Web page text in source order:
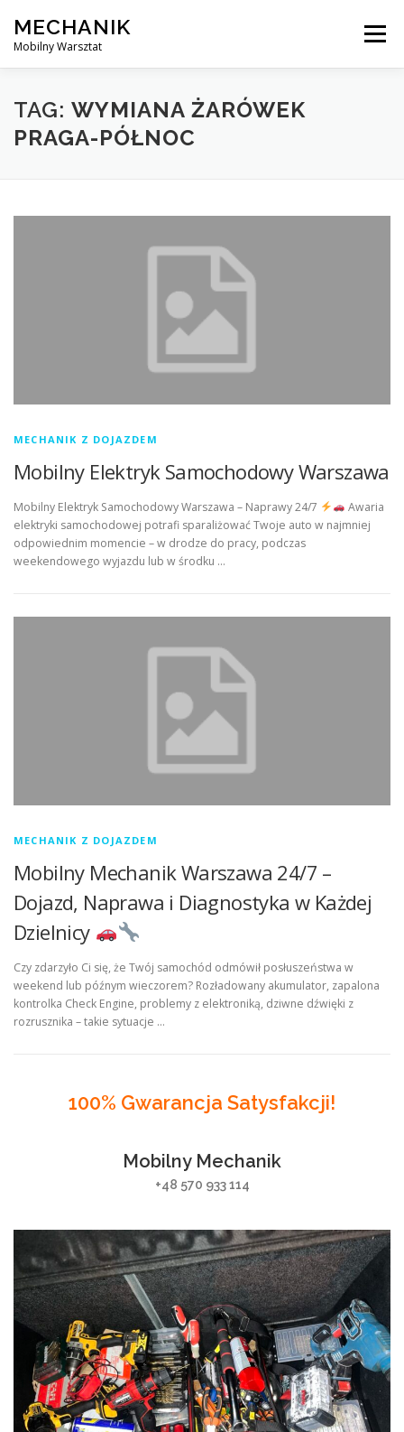
content
MECHANIK
Mobilny Warsztat
Menu
MOBILNY MECHANIK ELEKTRYK SAMOCHODOWY
TAG: WYMIANA ŻARÓWEK
PRAGA-PÓŁNOC
MECHANIK Z DOJAZDEM
Mobilny Elektryk Samochodowy Warszawa
Mobilny Elektryk Samochodowy Warszawa – Naprawy 24/7
Awaria
elektryki samochodowej potrafi sparaliżować Twoje auto w najmniej
odpowiednim momencie – w drodze do pracy, podczas
weekendowego wyjazdu lub w środku …
MECHANIK Z DOJAZDEM
Mobilny Mechanik Warszawa 24/7 –
Dojazd, Naprawa i Diagnostyka w Każdej
Dzielnicy
Czy zdarzyło Ci się, że Twój samochód odmówił posłuszeństwa w
weekend lub późnym wieczorem? Rozładowany akumulator, zapalona
kontrolka Check Engine, problemy z elektroniką, dziwne dźwięki z
rozrusznika – takie sytuacje …
100% Gwarancja Satysfakcji!
Mobilny Mechanik
+48 570 933 114